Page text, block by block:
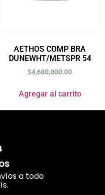
AETHOS COMP BRA
DUNEWHT/METSPR 54
$4,680,000.00
Agregar al carrito
a todo